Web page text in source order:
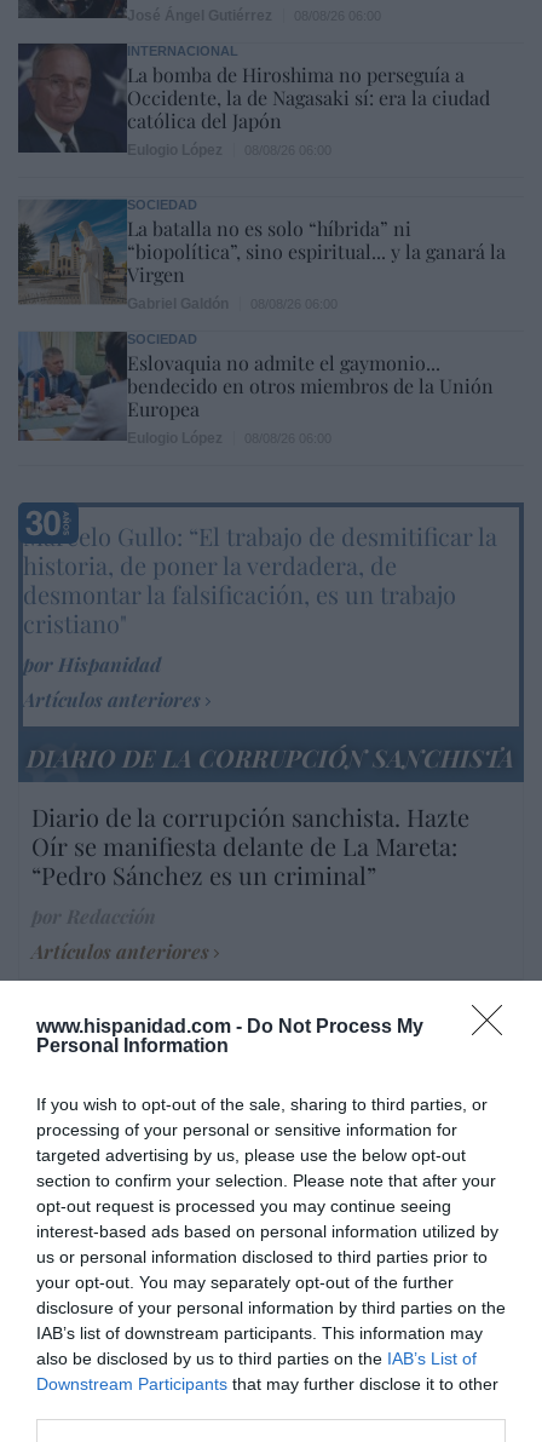
www.hispanidad.com - Do Not Process My
Personal Information
If you wish to opt-out of the sale, sharing to third parties, or
processing of your personal or sensitive information for
targeted advertising by us, please use the below opt-out
section to confirm your selection. Please note that after your
opt-out request is processed you may continue seeing
interest-based ads based on personal information utilized by
us or personal information disclosed to third parties prior to
your opt-out. You may separately opt-out of the further
disclosure of your personal information by third parties on the
IAB’s list of downstream participants. This information may
also be disclosed by us to third parties on the IAB’s List of
Downstream Participants that may further disclose it to other
INTERNACIONAL
La bomba de Hiroshima no perseguía a
Occidente, la de Nagasaki sí: era la ciudad
católica del Japón
SOCIEDAD
La batalla no es solo “híbrida” ni
“biopolítica”, sino espiritual... y la ganará la
Virgen
SOCIEDAD
Eslovaquia no admite el gaymonio...
bendecido en otros miembros de la Unión
Europea
Marcelo Gullo: “El trabajo de desmitificar la
historia, de poner la verdadera, de
desmontar la falsificación, es un trabajo
cristiano"
por Hispanidad
Artículos anteriores
DIARIO DE LA CORRUPCIÓN SANCHISTA
Diario de la corrupción sanchista. Hazte
Oír se manifiesta delante de La Mareta:
“Pedro Sánchez es un criminal”
Artículos anteriores
Opinión
por Eulogio López
Nokia, Ericsson... Huawei: lo que importan